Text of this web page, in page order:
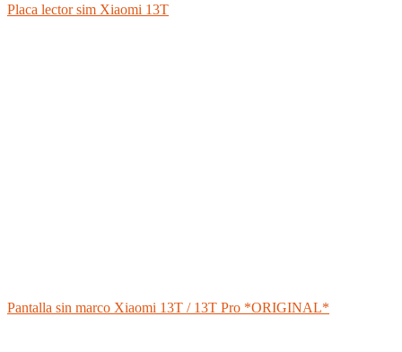
Placa lector sim Xiaomi 13T
Pantalla sin marco Xiaomi 13T / 13T Pro *ORIGINAL*